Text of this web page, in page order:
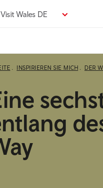
Visit Wales DE
INSPIRIEREN SIE MICH DER